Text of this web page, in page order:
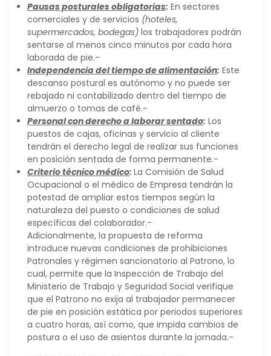
Pausas posturales obligatorias: En sectores
comerciales y de servicios (hoteles,
supermercados, bodegas) los trabajadores podrán
sentarse al menos cinco minutos por cada hora
laborada de pie.-
Independencia del tiempo de alimentación: Este
descanso postural es autónomo y no puede ser
rebajado ni contabilizado dentro del tiempo de
almuerzo o tomas de café.-
Personal con derecho a laborar sentado: Los
puestos de cajas, oficinas y servicio al cliente
tendrán el derecho legal de realizar sus funciones
en posición sentada de forma permanente.-
Criterio técnico médico: La Comisión de Salud
Ocupacional o el médico de Empresa tendrán la
potestad de ampliar estos tiempos según la
naturaleza del puesto o condiciones de salud
específicas del colaborador.-
Adicionalmente, la propuesta de reforma
introduce nuevas condiciones de prohibiciones
Patronales y régimen sancionatorio al Patrono, lo
cual, permite que la Inspección de Trabajo del
Ministerio de Trabajo y Seguridad Social verifique
que el Patrono no exija al trabajador permanecer
de pie en posición estática por periodos superiores
a cuatro horas, así como, que impida cambios de
postura o el uso de asientos durante la jornada.-